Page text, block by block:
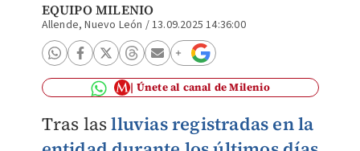
EQUIPO MILENIO
Allende, Nuevo León /13.09.2025 14:36:00
Únete al canal de Milenio
Tras laslluvias registradas en la